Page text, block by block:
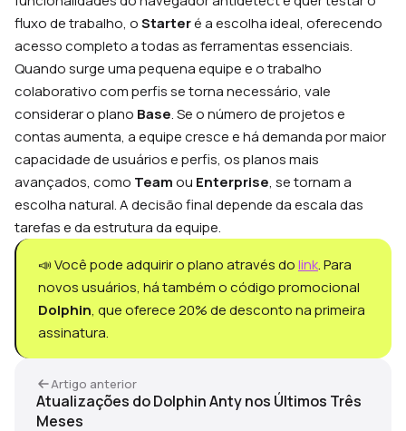
fluxo de trabalho, oStarteré a escolha ideal, oferecendo
acesso completo a todas as ferramentas essenciais.
Quando surge uma pequena equipe e o trabalho
colaborativo com perfis se torna necessário, vale
considerar o plano Base. Se o número de projetos e
contas aumenta, a equipe cresce e há demanda por maior
capacidade de usuários e perfis, os planos mais
avançados, como Teamou Enterprise, se tornam a
escolha natural. A decisão final depende da escala das
tarefas e da estrutura da equipe.
📣 Você pode adquirir o plano através dolink. Para
novos usuários, há também o código promocional
Dolphin, que oferece 20% de desconto na primeira
assinatura.
Artigo anterior
Atualizações do Dolphin Anty nos Últimos Três
Meses